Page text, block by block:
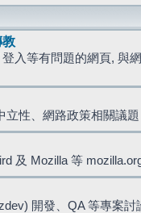
教
入等有問題的網頁, 與
立性、網路政策相關議題
及 Mozilla 等
開發、QA 等專案討